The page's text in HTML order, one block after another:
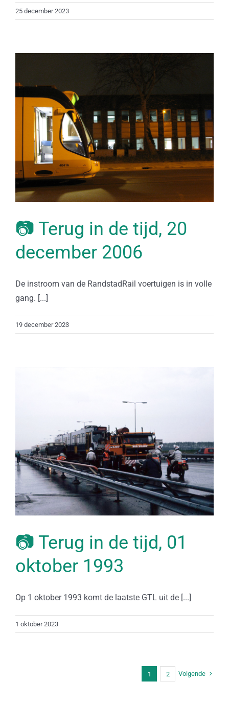
25 december 2023
📷 Terug in de tijd, 20
december 2006
De instroom van de RandstadRail voertuigen is in volle
gang. [...]
19 december 2023
📷 Terug in de tijd, 01
oktober 1993
Op 1 oktober 1993 komt de laatste GTL uit de [...]
1 oktober 2023
1 2 Volgende